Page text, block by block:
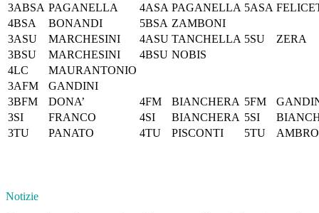
3ABSA PAGANELLA 4ASA PAGANELLA 5ASA
4BSA
BONANDI 5BSA ZAMBONI
3ASU
MARCHESINI 4ASU TANCHELLA 5SU
ZERA
3BSU
MARCHESINI 4BSU NOBIS
4LC
MAURANTONIO
3AFM
GANDINI
3BFM
DONA’ 4FM BIANCHERA 5FM
3SI
FRANCO 4SI BIANCHERA 5SI
3TU
PANATO 4TU PISCONTI 5TU
Notizie